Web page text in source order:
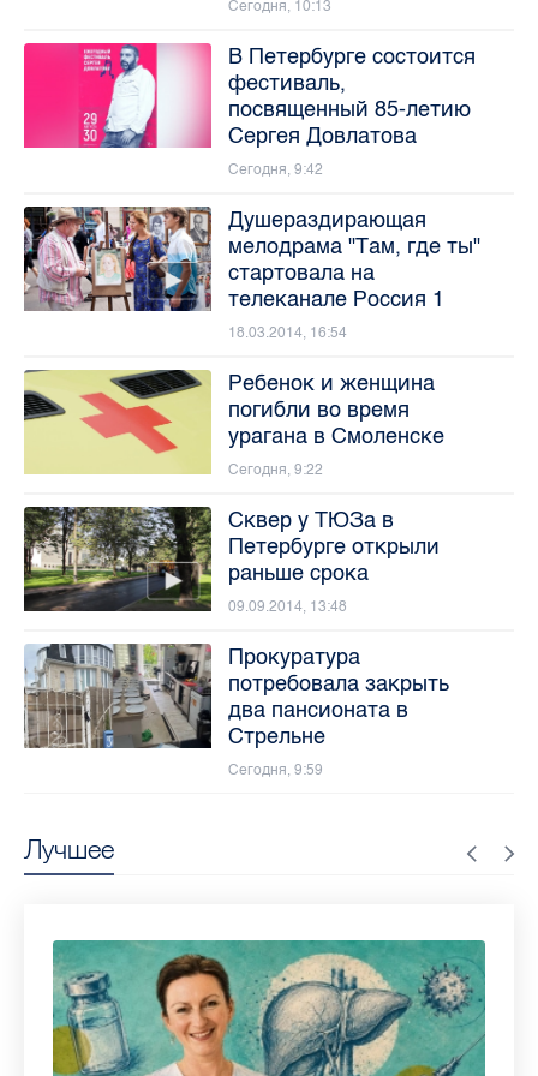
Лучшее
Сегодня, 10:13
В Петербурге состоится
фестиваль,
посвященный 85-летию
Сергея Довлатова
Сегодня, 9:42
Душераздирающая
мелодрама "Там, где ты"
стартовала на
телеканале Россия 1
18.03.2014, 16:54
Ребенок и женщина
погибли во время
урагана в Смоленске
Сегодня, 9:22
Сквер у ТЮЗа в
Петербурге открыли
раньше срока
09.09.2014, 13:48
Прокуратура
потребовала закрыть
два пансионата в
Стрельне
Сегодня, 9:59